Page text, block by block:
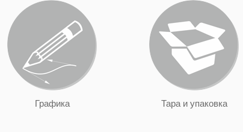
Графика Тара и упаковка